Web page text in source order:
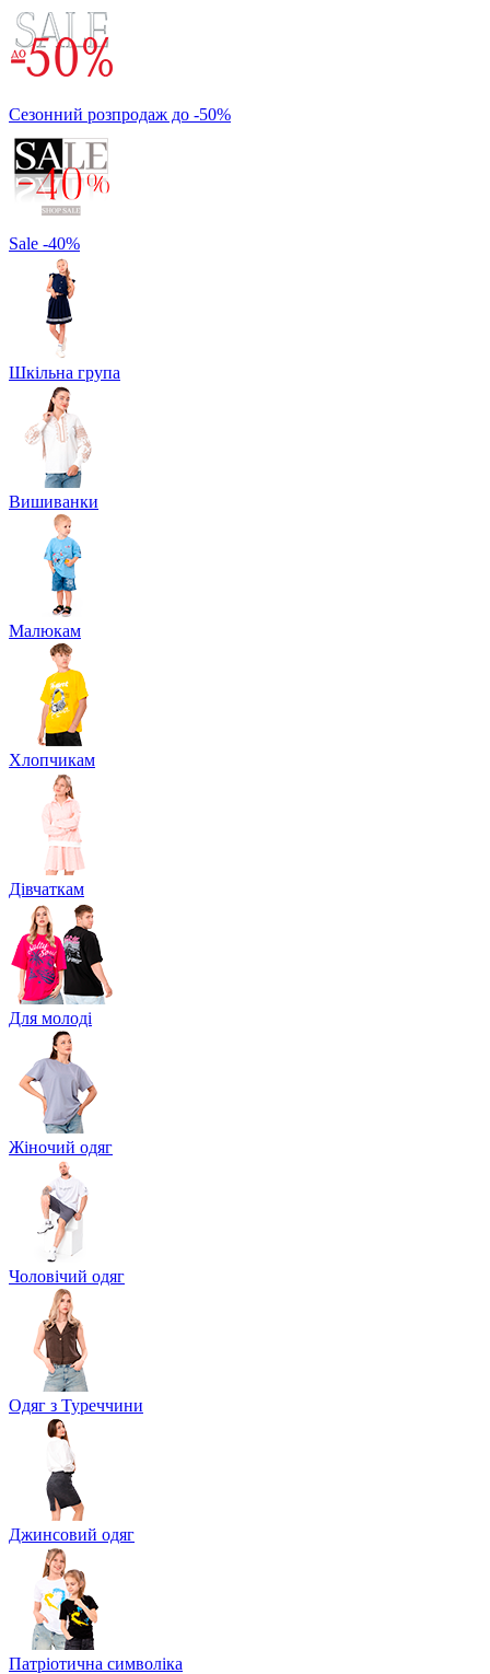
Сезонний розпродаж до -50%
Sale -40%
Шкільна група
Вишиванки
Малюкам
Хлопчикам
Дівчаткам
Для молоді
Жіночий одяг
Чоловічий одяг
Одяг з Туреччини
Джинсовий одяг
Патріотична символіка